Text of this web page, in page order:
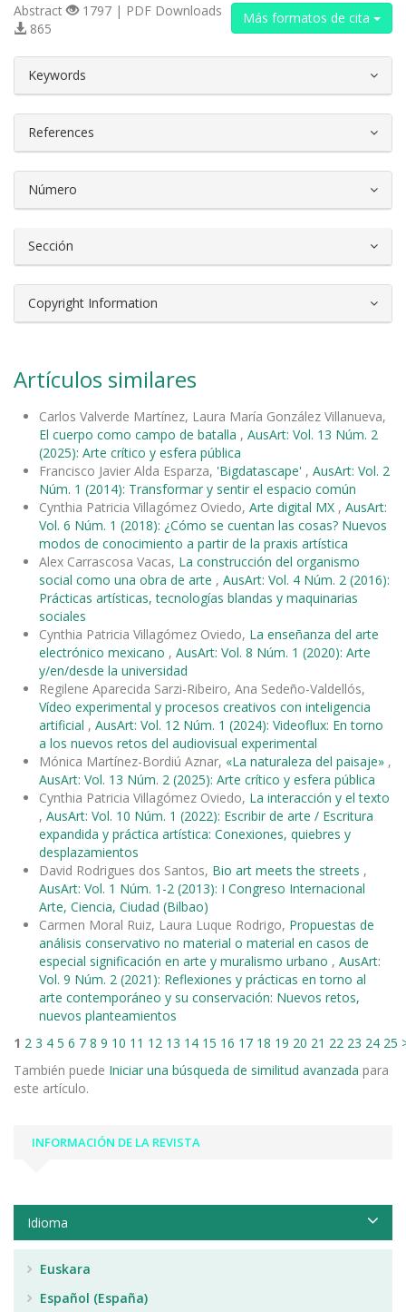
Más formatos de cita
Abstract
1797 | PDF Downloads
865
Keywords
References
Número
Sección
Copyright Information
Artículos similares
Carlos Valverde Martínez, Laura María González Villanueva,
El cuerpo como campo de batalla , AusArt: Vol. 13 Núm. 2
(2025): Arte crítico y esfera pública
Francisco Javier Alda Esparza, 'Bigdatascape' , AusArt: Vol. 2
Núm. 1 (2014): Transformar y sentir el espacio común
Cynthia Patricia Villagómez Oviedo, Arte digital MX , AusArt:
Vol. 6 Núm. 1 (2018): ¿Cómo se cuentan las cosas? Nuevos
modos de conocimiento a partir de la praxis artística
Alex Carrascosa Vacas, La construcción del organismo
social como una obra de arte , AusArt: Vol. 4 Núm. 2 (2016):
Prácticas artísticas, tecnologías blandas y maquinarias
sociales
Cynthia Patricia Villagómez Oviedo, La enseñanza del arte
electrónico mexicano , AusArt: Vol. 8 Núm. 1 (2020): Arte
y/en/desde la universidad
Regilene Aparecida Sarzi-Ribeiro, Ana Sedeño-Valdellós,
Vídeo experimental y procesos creativos con inteligencia
artificial , AusArt: Vol. 12 Núm. 1 (2024): Videoflux: En torno
a los nuevos retos del audiovisual experimental
Mónica Martínez-Bordiú Aznar, «La naturaleza del paisaje» ,
AusArt: Vol. 13 Núm. 2 (2025): Arte crítico y esfera pública
Cynthia Patricia Villagómez Oviedo, La interacción y el texto
, AusArt: Vol. 10 Núm. 1 (2022): Escribir de arte / Escritura
expandida y práctica artística: Conexiones, quiebres y
desplazamientos
David Rodrigues dos Santos, Bio art meets the streets ,
AusArt: Vol. 1 Núm. 1-2 (2013): I Congreso Internacional
Arte, Ciencia, Ciudad (Bilbao)
Carmen Moral Ruiz, Laura Luque Rodrigo, Propuestas de
análisis conservativo no material o material en casos de
especial significación en arte y muralismo urbano , AusArt:
Vol. 9 Núm. 2 (2021): Reflexiones y prácticas en torno al
arte contemporáneo y su conservación: Nuevos retos,
nuevos planteamientos
1 2 3 4 5 6 7 8 9 10 11 12 13 14 15 16 17 18 19 20 21 22 23 24 25
También puede Iniciar una búsqueda de similitud avanzada para
este artículo.
INFORMACIÓN DE LA REVISTA
Idioma
Euskara
Español (España)